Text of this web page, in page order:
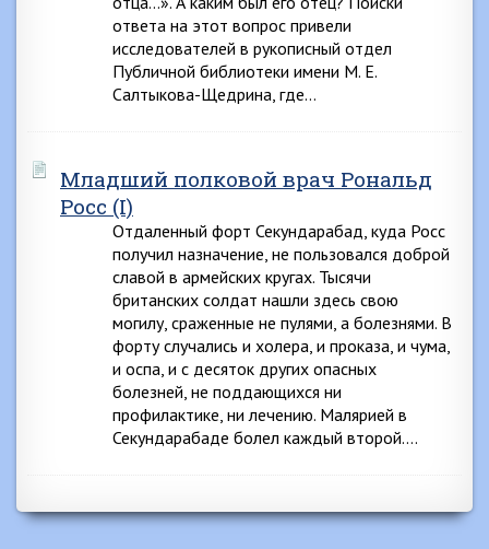
ответа на этот вопрос привели
исследователей в рукописный отдел
Публичной библиотеки имени М. Е.
Салтыкова-Щедрина, где…
Младший полковой врач Рональд
Росс (I)
Отдаленный форт Секундарабад, куда Росс
получил назначение, не пользовался доброй
славой в армейских кругах. Тысячи
британских солдат нашли здесь свою
могилу, сраженные не пулями, а болезнями. В
форту случались и холера, и проказа, и чума,
и оспа, и с десяток других опасных
болезней, не поддающихся ни
профилактике, ни лечению. Малярией в
Секундарабаде болел каждый второй….